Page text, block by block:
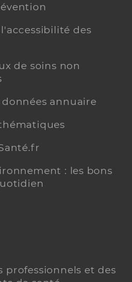
des
de soins non
annuaire
: les bons
professionnels et des